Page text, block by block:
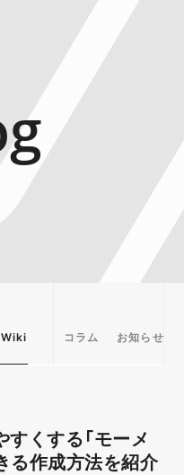
コラム お知らせ
くする「モーメ
る作成方法を紹介